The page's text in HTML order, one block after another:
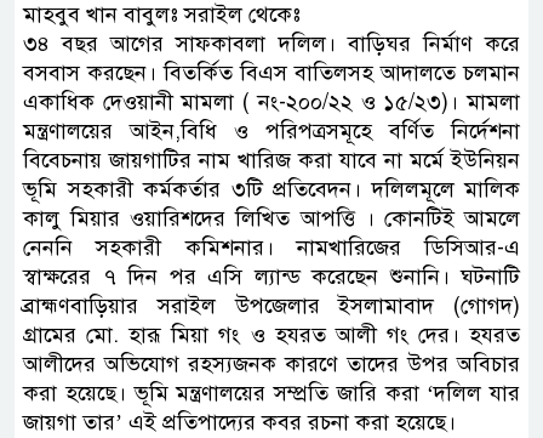
মাহবুব খান বাবুলঃ সরাইল থেকেঃ
৩৪ বছর আগের সাফকাবলা দলিল। বাড়িঘর নির্মাণ করে
বসবাস করছেন। বিতর্কিত বিএস বাতিলসহ আদালতে চলমান
একাধিক দেওয়ানী মামলা ( নং-২০০/২২ ও ১৫/২৩)। মামলা
মন্ত্রণালয়ের আইন,বিধি ও পরিপত্রসমূহে বর্ণিত নির্দেশনা
বিবেচনায় জায়গাটির নাম খারিজ করা যাবে না মর্মে ইউনিয়ন
ভূমি সহকারী কর্মকর্তার ৩টি প্রতিবেদন। দলিলমূলে মালিক
কালু মিয়ার ওয়ারিশদের লিখিত আপত্তি । কোনটিই আমলে
নেননি সহকারী কমিশনার। নামখারিজের ডিসিআর-এ
স্বাক্ষরের ৭ দিন পর এসি ল্যান্ড করেছেন শুনানি। ঘটনাটি
ব্রাহ্মণবাড়িয়ার সরাইল উপজেলার ইসলামাবাদ (গোগদ)
গ্রামের মো. হারূ মিয়া গং ও হযরত আলী গং দের। হযরত
আলীদের অভিযোগ রহস্যজনক কারণে তাদের উপর অবিচার
করা হয়েছে। ভূমি মন্ত্রণালয়ের সম্প্রতি জারি করা ‘দলিল যার
জায়গা তার’ এই প্রতিপাদ্যের কবর রচনা করা হয়েছে।